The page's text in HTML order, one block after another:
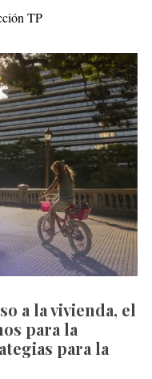
TP
a la vivienda, el
para la
para la